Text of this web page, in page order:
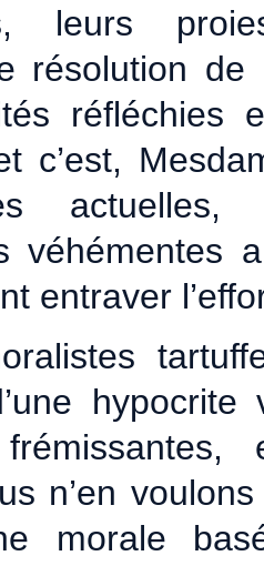
leurs
résolution
réfléchies
c’est,
véhémentes
entraver
n’en
morale